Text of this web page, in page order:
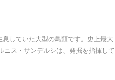
していた大型の鳥類です。史上最大
ス・サンデルシは、発掘を指揮して